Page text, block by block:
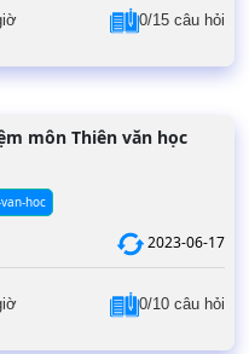
0/15 câu hỏi
môn Thiên văn học
hoc
2023-06-17
0/10 câu hỏi